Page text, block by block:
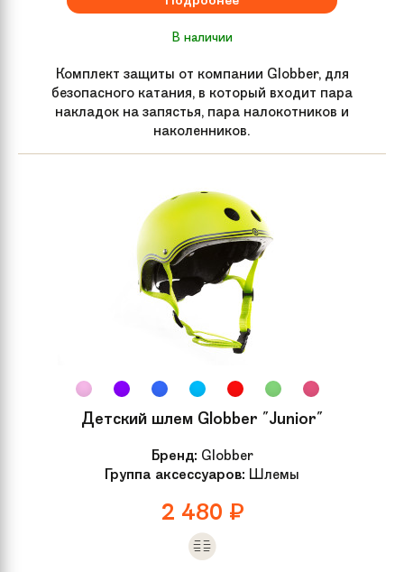
Хромомолибденовый цельный
развернутый вверх Y-образный
Вилка Алюминий
Компрессия HIC
Трюковые
В наличии
Комплект защиты от компании Globber, для
безопасного катания, в который входит пара
накладок на запястья, пара налокотников и
наколенников.
Детский шлем Globber "Junior"
Бренд: Globber
Группа аксессуаров: Шлемы
2 480 ₽